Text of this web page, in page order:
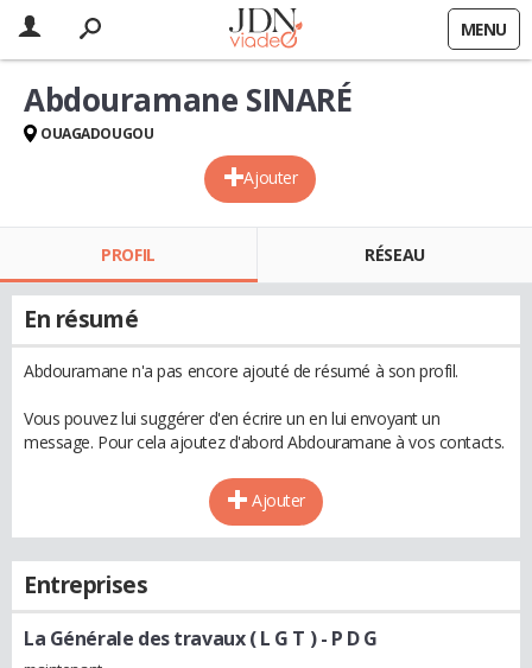
MENU
Ajouter
Abdouramane SINARÉ
OUAGADOUGOU
PROFIL RÉSEAU
En résumé
Abdouramane n'a pas encore ajouté de résumé à son profil.
Vous pouvez lui suggérer d'en écrire un en lui envoyant un
message. Pour cela ajoutez d'abord Abdouramane à vos contacts.
Ajouter
Entreprises
La Générale des travaux ( L G T )- P D G